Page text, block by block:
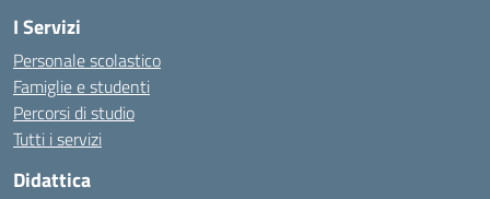
I Servizi
Personale scolastico
Famiglie e studenti
Percorsi di studio
Tutti i servizi
Didattica